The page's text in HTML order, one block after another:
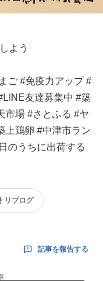
よう
ご #免疫力アップ #
友達募集中 #築
市場 #さとふる #ヤ
上鶏卵 #中津市ラン
のうちに出荷する
リブログ
記事を報告する